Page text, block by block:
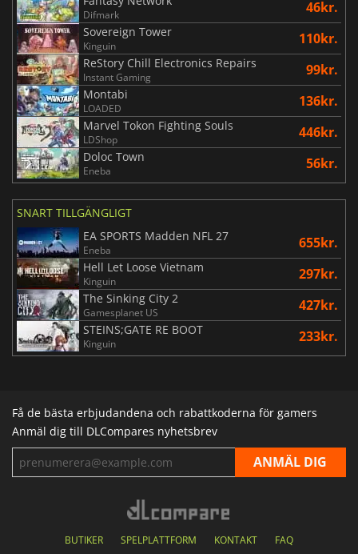
Difmark 46kr.
Sovereign Tower
Kinguin 110kr.
ReStory Chill Electronics Repairs
Instant Gaming 99kr.
Montabi
LOADED 136kr.
Marvel Tokon Fighting Souls
LDShop 446kr.
Doloc Town
Eneba 56kr.
SNART TILLGÄNGLIGT
EA SPORTS Madden NFL 27
Eneba 655kr.
Hell Let Loose Vietnam
Kinguin 297kr.
The Sinking City 2
Gamesplanet US 427kr.
STEINS;GATE RE BOOT
Kinguin 233kr.
Få de bästa erbjudandena och rabattkoderna för gamers
Anmäl dig till DLCompares nyhetsbrev
BUTIKER SPELPLATTFORM KONTAKT FAQ